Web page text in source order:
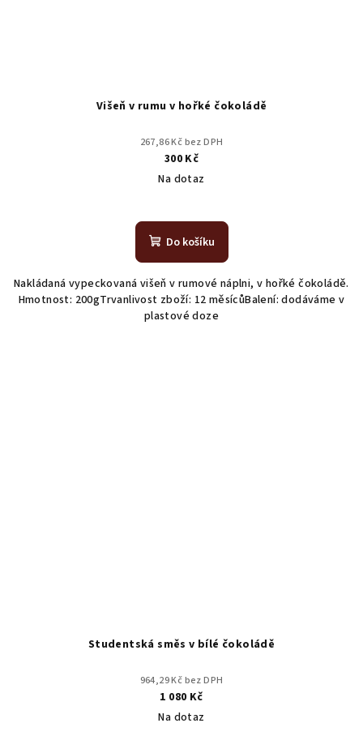
Višeň v rumu v hořké čokoládě
267,86 Kč bez DPH
300 Kč
Na dotaz
Do košíku
Nakládaná vypeckovaná višeň v rumové náplni, v hořké čokoládě.
Hmotnost: 200gTrvanlivost zboží: 12 měsícůBalení: dodáváme v
plastové doze
Studentská směs v bílé čokoládě
964,29 Kč bez DPH
1 080 Kč
Na dotaz